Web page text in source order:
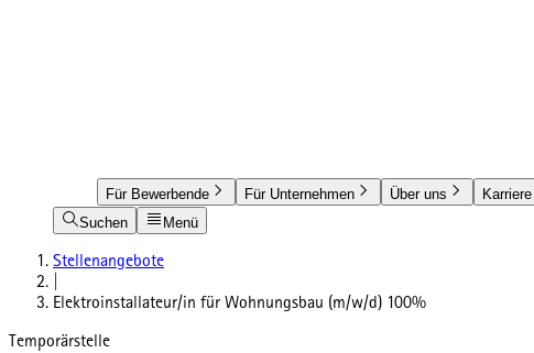
Für Bewerbende Für Unternehmen Über uns
Suchen
Menü
Stellenangebote
Elektroinstallateur/in für Wohnungsbau (m/w/d) 100%
Temporärstelle